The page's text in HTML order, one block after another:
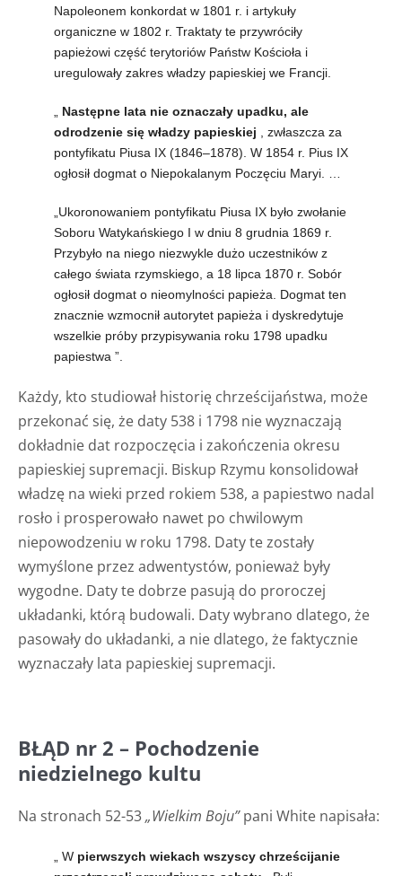
Napoleonem konkordat w 1801 r. i artykuły
organiczne w 1802 r. Traktaty te przywróciły
papieżowi część terytoriów Państw Kościoła i
uregulowały zakres władzy papieskiej we Francji.
Następne lata nie oznaczały upadku, ale
odrodzenie się władzy papieskiej , zwłaszcza za
pontyfikatu Piusa IX (1846–1878). W 1854 r. Pius IX
ogłosił dogmat o Niepokalanym Poczęciu Maryi. …
„Ukoronowaniem pontyfikatu Piusa IX było zwołanie
Soboru Watykańskiego I w dniu 8 grudnia 1869 r.
Przybyło na niego niezwykle dużo uczestników z
całego świata rzymskiego, a 18 lipca 1870 r. Sobór
ogłosił dogmat o nieomylności papieża. Dogmat ten
znacznie wzmocnił autorytet papieża i dyskredytuje
wszelkie próby przypisywania roku 1798 upadku
papiestwa ”.
Każdy, kto studiował historię chrześcijaństwa, może
przekonać się, że daty 538 i 1798 nie wyznaczają
dokładnie dat rozpoczęcia i zakończenia okresu
papieskiej supremacji. Biskup Rzymu konsolidował
władzę na wieki przed rokiem 538, a papiestwo nadal
rosło i prosperowało nawet po chwilowym
niepowodzeniu w roku 1798. Daty te zostały
wymyślone przez adwentystów, ponieważ były
wygodne. Daty te dobrze pasują do proroczej
układanki, którą budowali. Daty wybrano dlatego, że
pasowały do układanki, a nie dlatego, że faktycznie
wyznaczały lata papieskiej supremacji.
BŁĄD nr 2 – Pochodzenie
niedzielnego kultu
Na stronach 52-53„Wielkim Boju”pani White napisała:
W pierwszych wiekach wszyscy chrześcijanie